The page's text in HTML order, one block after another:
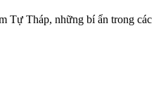
Tháp, những bí ẩn trong